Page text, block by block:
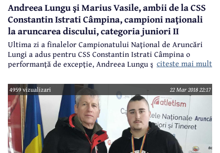
Andreea Lungu şi Marius Vasile, ambii de la CSS
Constantin Istrati Câmpina, campioni naţionali
la aruncarea discului, categoria juniori II
Ultima zi a finalelor Campionatului Naţional de Aruncări
Lungi a adus pentru CSS Constantin Istrati Câmpina o
performanţă de excepţie, Andreea Lungu şi Marius Vasile
juniori II în proba de aruncarea discului.
citeste mai mult
4959 vizualizari 22 Mar 2018 22:17